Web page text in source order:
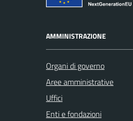
AMMINISTRAZIONE
Organi di governo
Aree amministrative
Uffici
Enti e fondazioni